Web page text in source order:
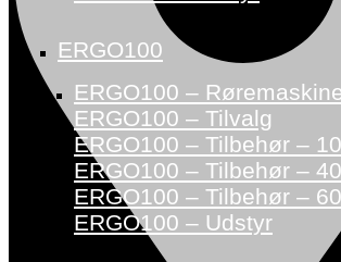
ERGO100
ERGO100 –
ERGO100 – Tilvalg
ERGO100 – Tilbehør –
ERGO100 – Tilbehør –
ERGO100 – Tilbehør –
ERGO100 – Udstyr